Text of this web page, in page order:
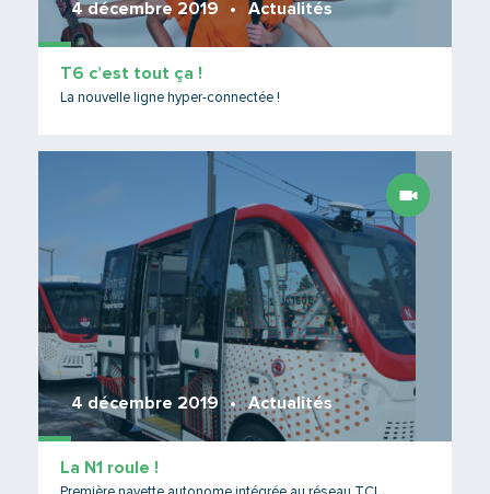
4 décembre 2019 Actualités
T6 c’est tout ça !
La nouvelle ligne hyper-connectée !
4 décembre 2019 Actualités
La N1 roule !